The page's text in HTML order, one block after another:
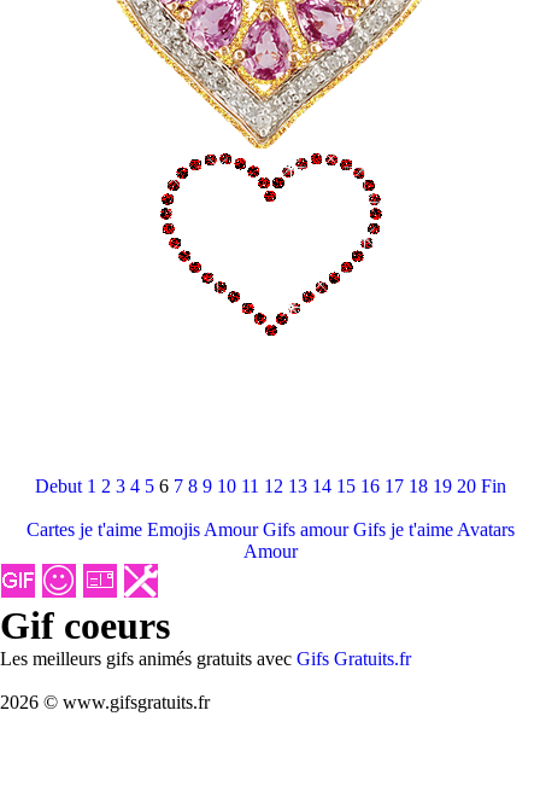
Debut 1 2 3 4 5 6 7 8 9 10 11 12 13 14 15 16 17 18 19 20 Fin
Cartes je t'aime Emojis Amour Gifs amour Gifs je t'aime Avatars
Amour
Gif coeurs
Les meilleurs gifs animés gratuits avec Gifs Gratuits.fr
2026 © www.gifsgratuits.fr